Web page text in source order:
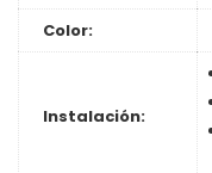
Color:
Instalación: